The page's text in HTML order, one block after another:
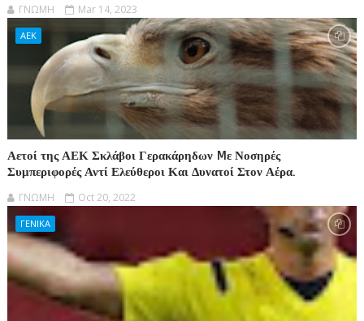
ΓΝΩΜΗ Mar 14, 2023
ΑΕΚ
Αετοί της ΑΕΚ Σκλάβοι Γερακάρηδων Mε Νοσηρές
Συμπεριφορές Αντί Ελεύθεροι Και Δυνατοί Στον Αέρα.
ΓΝΩΜΗ Oct 20, 2022
ΓΕΝΙΚΑ